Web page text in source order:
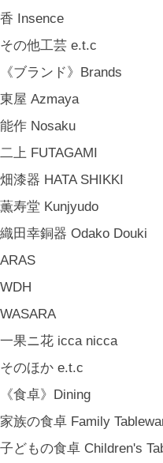
香 Insence
その他工芸 e.t.c
《ブランド》Brands
東屋 Azmaya
能作 Nosaku
二上 FUTAGAMI
畑漆器 HATA SHIKKI
薫寿堂 Kunjyudo
織田幸銅器 Odako Douki
ARAS
WDH
WASARA
一果ニ花 icca nicca
そのほか e.t.c
《食卓》Dining
家族の食卓 Family
子どもの食卓 Children's